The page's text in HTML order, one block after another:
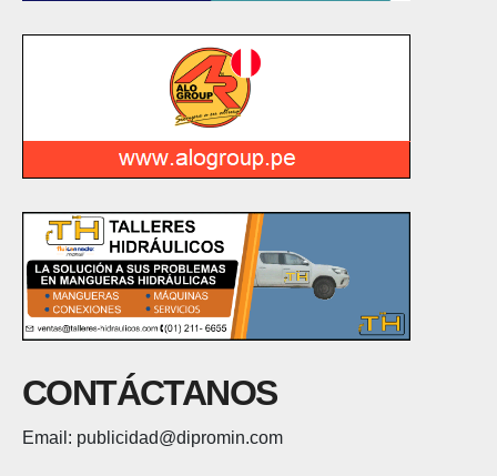
CONTÁCTANOS
Email: publicidad@dipromin.com